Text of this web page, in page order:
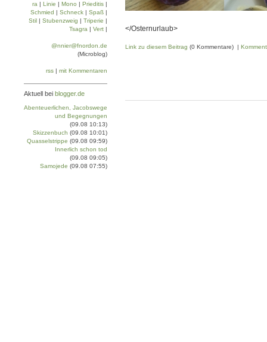
</Osternurlaub>
Link zu diesem Beitrag (0 Kommentare) |
ra | Linie | Mo­no | Prie­di­tis |
Schmied | Schneck | Spaß |
Stil | Stu­ben­zweig | Tri­pe­rie |
Tsa­gra | Vert |
@nnier@fnordon.de
(Microblog)
rss | mit Kommentaren
Aktuell bei blogger.de
Abenteuerlichen, Jacobswege
und Begegnungen
(09.08 10:13)
Skizzenbuch (09.08 10:01)
Quasselstrippe (09.08 09:59)
Innerlich schon tod
(09.08 09:05)
Samojede (09.08 07:55)